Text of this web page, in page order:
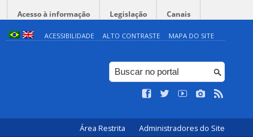
Acesso à informação Legislação Canais
ACESSIBILIDADE ALTO CONTRASTE MAPA DO SITE
Área Restrita Administradores do Site